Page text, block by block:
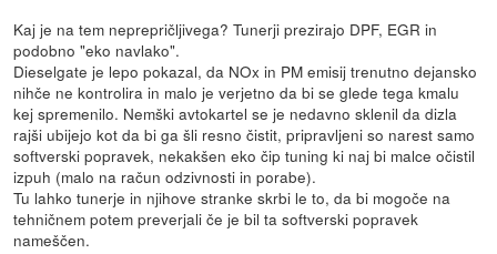
Kaj je na tem neprepričljivega? Tunerji prezirajo DPF, EGR in
podobno "eko navlako".
Dieselgate je lepo pokazal, da NOx in PM emisij trenutno dejansko
nihče ne kontrolira in malo je verjetno da bi se glede tega kmalu
kej spremenilo. Nemški avtokartel se je nedavno sklenil da dizla
rajši ubijejo kot da bi ga šli resno čistit, pripravljeni so narest samo
softverski popravek, nekakšen eko čip tuning ki naj bi malce očistil
izpuh (malo na račun odzivnosti in porabe).
Tu lahko tunerje in njihove stranke skrbi le to, da bi mogoče na
tehničnem potem preverjali če je bil ta softverski popravek
nameščen.